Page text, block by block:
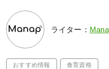
ライター：
おすすめ情報 食育資格